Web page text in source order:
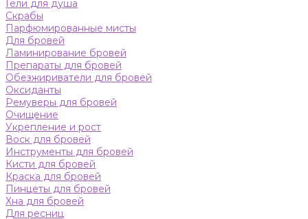
Гели для душа
Скрабы
Парфюмированные мисты
Для бровей
Ламинирование бровей
Препараты для бровей
Обезжириватели для бровей
Оксиданты
Ремуверы для бровей
Очищение
Укрепление и рост
Воск для бровей
Инструменты для бровей
Кисти для бровей
Краска для бровей
Пинцеты для бровей
Хна для бровей
Для ресниц